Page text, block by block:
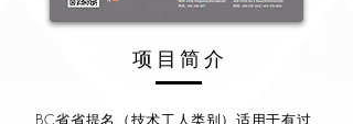
​项目简介
BC省省提名（技术工人类别）适用于有过